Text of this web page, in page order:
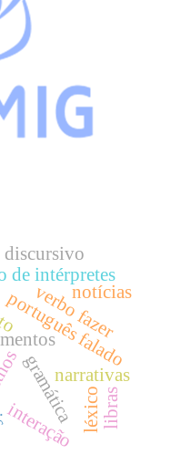
gramática
português falado
de intérpretes
narrativas
interação
verbo fazer
léxicolibras
notícias